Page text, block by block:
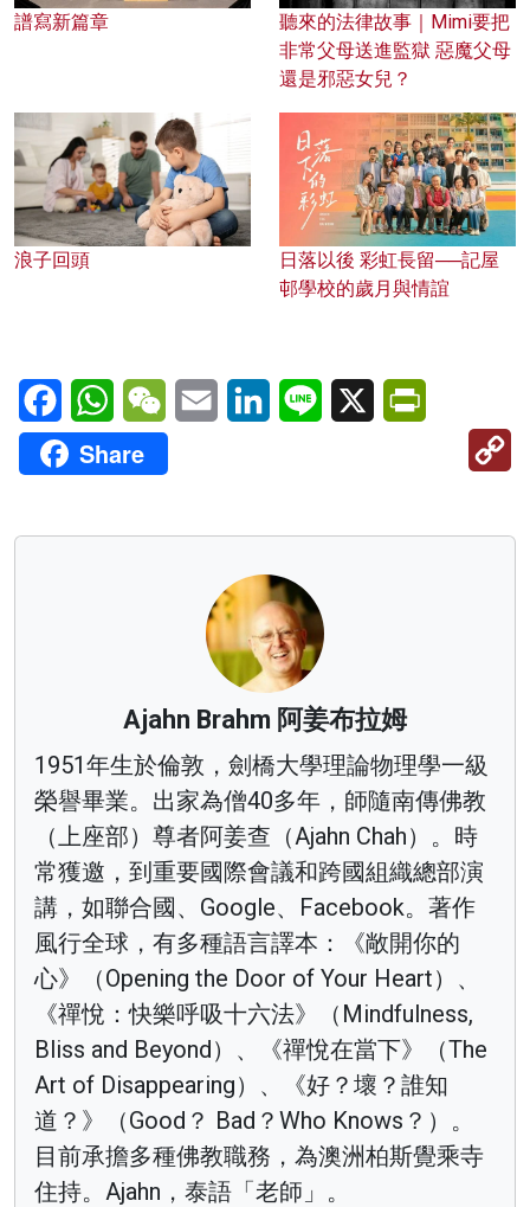
譜寫新篇章
聽來的法律故事｜Mimi要把
非常父母送進監獄 惡魔父母
還是邪惡女兒？
浪子回頭
日落以後 彩虹長留──記屋
邨學校的歲月與情誼
FacebookWhatsAppWeChatEmail LinkedInLine X
Share
Ajahn Brahm 阿姜布拉姆
1951年生於倫敦，劍橋大學理論物理學一級
榮譽畢業。出家為僧40多年，師隨南傳佛教
（上座部）尊者阿姜查（Ajahn Chah）。時
常獲邀，到重要國際會議和跨國組織總部演
講，如聯合國、Google、Facebook。著作
風行全球，有多種語言譯本：《敞開你的
心》（Opening the Door of Your Heart）、
《禪悅：快樂呼吸十六法》（Mindfulness,
Bliss and Beyond）、《禪悅在當下》（The
Art of Disappearing）、《好？壞？誰知
道？》（Good？ Bad？Who Knows？）。
目前承擔多種佛教職務，為澳洲柏斯覺乘寺
住持。Ajahn，泰語「老師」。